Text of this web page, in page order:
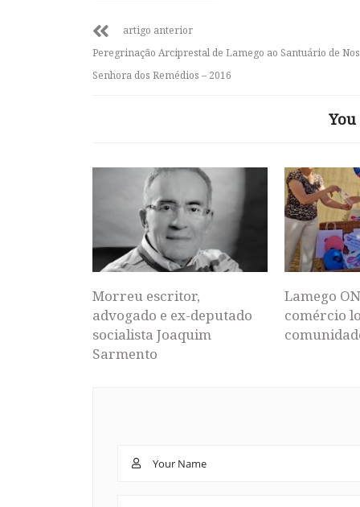
artigo anterior
Peregrinação Arciprestal de Lamego ao Santuário de
Senhora dos Remédios – 2016
Morreu escritor,
advogado e ex-deputado
socialista Joaquim
Sarmento
Lamego
comércio